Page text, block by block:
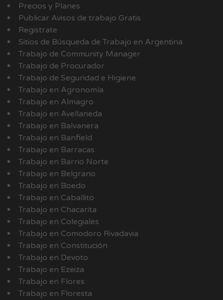
Precios y Planes
Publicar Avisos de trabajo Gratis
Registrate
Sitios de Búsqueda de Trabajo en Argentina
Trabajo de Community Manager
Trabajo de Procurador
Trabajo de Seguridad e Higiene
Trabajo en Agronomía
Trabajo en Almagro
Trabajo en Avellaneda
Trabajo en Balvanera
Trabajo en Banfield
Trabajo en Barracas
Trabajo en Barrio Norte
Trabajo en Belgrano
Trabajo en Boedo
Trabajo en Caballito
Trabajo en Chacarita
Trabajo en Colegiales
Trabajo en Comodoro Rivadavia
Trabajo en Constitución
Trabajo en Devoto
Trabajo en Ezeiza
Trabajo en Flores
Trabajo en Floresta